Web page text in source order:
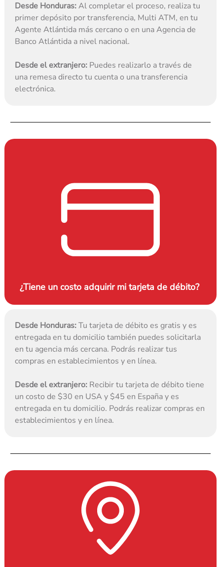
Desde Honduras: Al completar el proceso, realiza tu
primer depósito por transferencia, Multi ATM, en tu
Agente Atlántida más cercano o en una Agencia de
Banco Atlántida a nivel nacional.
Desde el extranjero: Puedes realizarlo a través de
una remesa directo tu cuenta o una transferencia
electrónica.
¿Tiene un costo adquirir mi tarjeta de débito?
Desde Honduras: Tu tarjeta de débito es gratis y es
entregada en tu domicilio también puedes solicitarla
en tu agencia más cercana. Podrás realizar tus
compras en establecimientos y en línea.
Desde el extranjero: Recibir tu tarjeta de débito tiene
un costo de $30 en USA y $45 en España y es
entregada en tu domicilio. Podrás realizar compras en
establecimientos y en línea.